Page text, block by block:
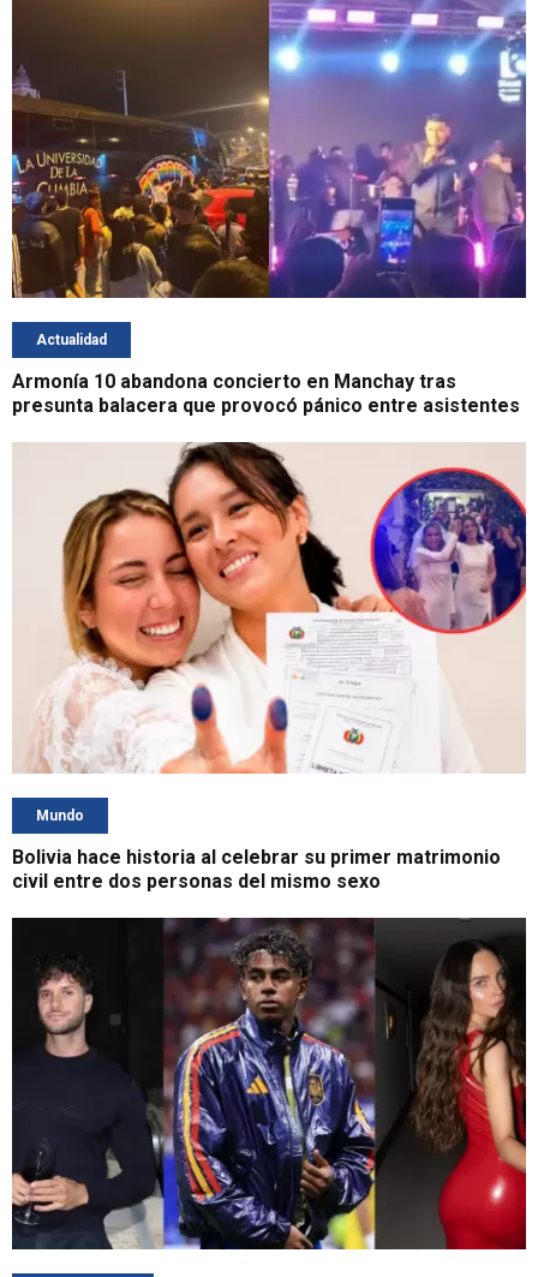
Actualidad
Armonía 10 abandona concierto en Manchay tras
presunta balacera que provocó pánico entre asistentes
Mundo
Bolivia hace historia al celebrar su primer matrimonio
civil entre dos personas del mismo sexo